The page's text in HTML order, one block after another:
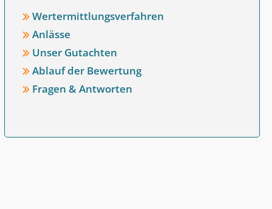
Wertermittlungsverfahren
Anlässe
Unser Gutachten
Ablauf der Bewertung
Fragen & Antworten